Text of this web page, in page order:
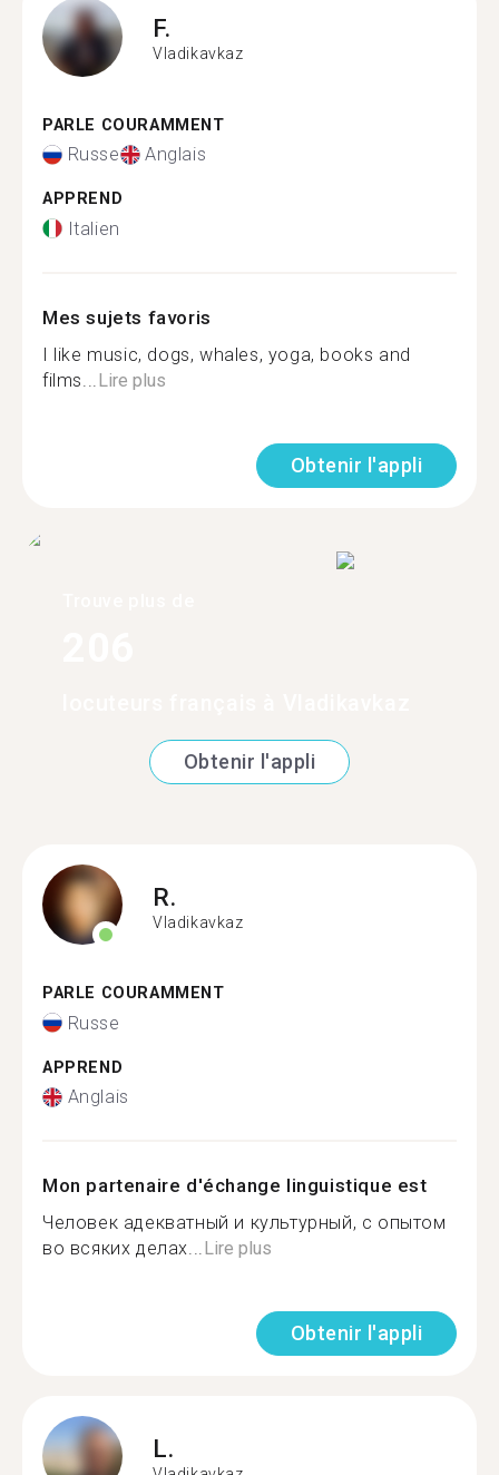
F.
Vladikavkaz
PARLE COURAMMENT
Russe Anglais
APPREND
Italien
Mes sujets favoris
I like music, dogs, whales, yoga, books and
films... Lire plus
Obtenir l'appli
Obtenir l'appli
R.
Vladikavkaz
PARLE COURAMMENT
Russe
APPREND
Anglais
Mon partenaire d'échange linguistique est
Человек адекватный и культурный, с опытом
во всяких делах...Lire plus
Obtenir l'appli
L.